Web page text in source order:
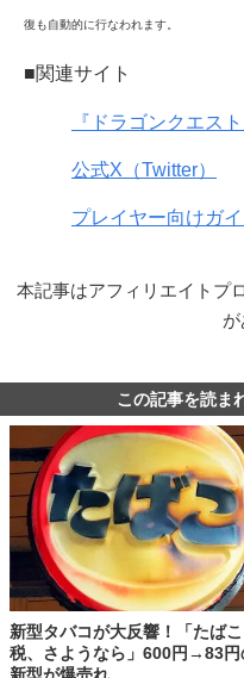
復も自動的に行なわれます。
■関連サイト
『ドラゴンクエス
公式X（Twitter）
プレイヤー向けガ
本記事はアフィリエイトプ
この記事を読ま
新型タバコが大反響！「たばこ
税、さようなら」600円→83円
新型が爆売れ